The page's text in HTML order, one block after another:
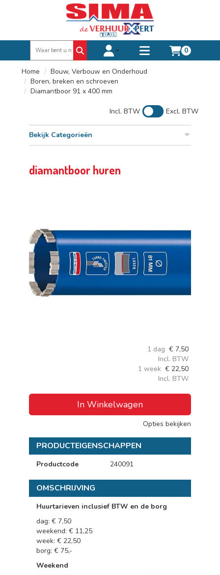
Toggle account dropdown
Toggle
menu
0
Home
Bouw, Verbouw en Onderhoud
Boren, breken en schroeven
Diamantboor 91 x 400 mm
Incl. BTW Excl. BTW
Bekijk Categorieën
diamantboor huren
1 dag € 7,50
Incl. BTW
1 week € 22,50
Incl. BTW
In Winkelwagen
Opties bekijken
PRODUCTEIGENSCHAPPEN
Productcode 240091
OMSCHRIJVING
Huurtarieven inclusief BTW en de borg
dag: € 7,50
weekend: € 11,25
week: € 22,50
borg: € 75,-
Weekend